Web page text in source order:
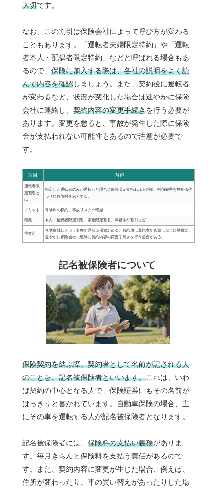
大切です。
なお、この割引は保険会社によって呼び方が変わる
こともあります。「運転者夫婦限定特約」や「運転
者本人・配偶者限定特約」などと呼ばれる場合もあ
るので、 保険に加入する際は、各社の説明をよく読
んで内容を確認しましょう。また、契約後に運転者
が変わるなど、状況が変化した場合は速やかに保険
会社に連絡し、 契約内容の変更手続きを行う必要が
あります。変更を怠ると、事故が発生した際に保険
金が支払われない可能性もあるので注意が必要で
す。
項目 内容
運転者限
定割引と
は
指定した運転者のみが運転した場合に保険金が支払われる割引。補償範囲を狭める代
わりに保険料を安くする。
メリット 保険料の節約、事故リスクの軽減
種類 本人・配偶者限定割引、家族限定割引、年齢条件割引など
注意点
保険会社によって名称が異なる場合がある。契約後に運転者が変更になった場合は、
速やかに保険会社に連絡し契約内容の変更手続きを行う必要がある。
記名被保険者について
保険契約を結ぶ際、契約者として名前が記される人
のことを、記名被保険者といいます。これは、いわ
ば契約の中心となる人で、保険証券にもその名前が
はっきりと書かれています。自動車保険の場合、主
にその車を運転する人が記名被保険者となります。
記名被保険者には、 保険料の支払い義務がありま
す。毎月きちんと保険料を支払う責任があるので
す。また、契約内容に変更が生じた場合、例えば、
住所が変わったり、車の買い替えがあったりした場